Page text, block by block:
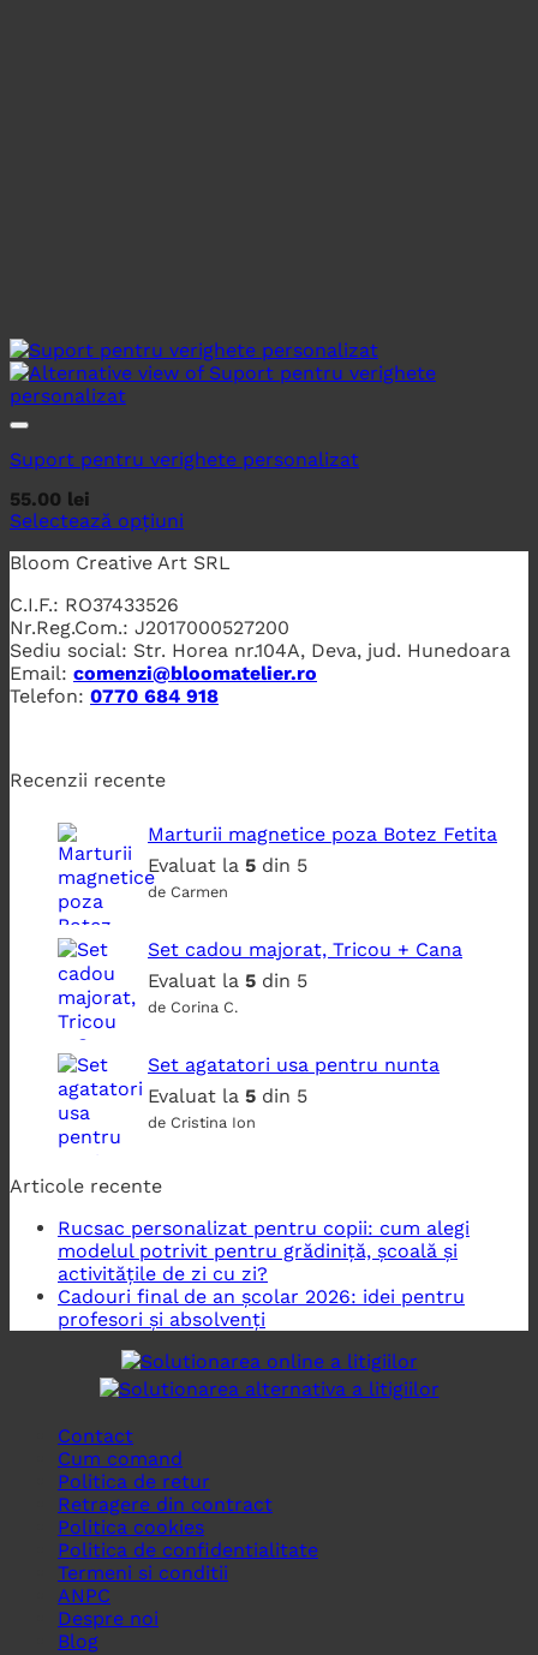
Suport pentru verighete personalizat
55.00 lei
Selectează opțiuni
Bloom Creative Art SRL
C.I.F.: RO37433526
Nr.Reg.Com.: J2017000527200
Sediu social: Str. Horea nr.104A, Deva, jud. Hunedoara
Email: comenzi@bloomatelier.ro
Telefon: 0770 684 918
Recenzii recente
Marturii magnetice poza Botez Fetita
Evaluat la 5 din 5
de Carmen
Set cadou majorat, Tricou + Cana
Evaluat la 5 din 5
de Corina C.
Set agatatori usa pentru nunta
Evaluat la 5 din 5
de Cristina Ion
Articole recente
Rucsac personalizat pentru copii: cum alegi
modelul potrivit pentru grădiniță, școală și
activitățile de zi cu zi?
Cadouri final de an școlar 2026: idei pentru
profesori și absolvenți
Contact
Cum comand
Politica de retur
Retragere din contract
Politica cookies
Politica de confidentialitate
Termeni si conditii
ANPC
Despre noi
Blog